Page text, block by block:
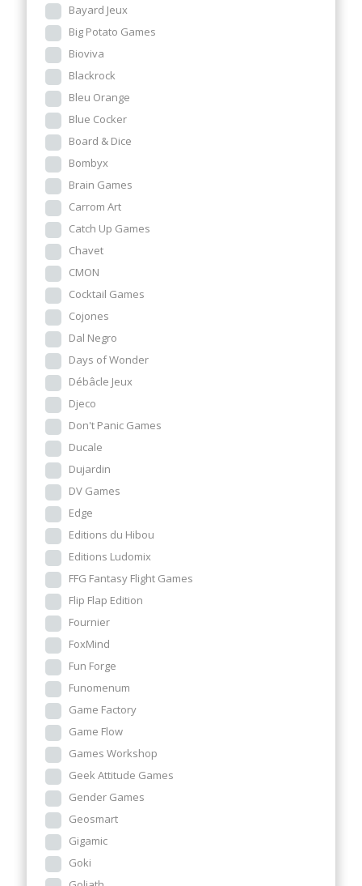
Bayard Jeux
Big Potato Games
Bioviva
Blackrock
Bleu Orange
Blue Cocker
Board & Dice
Bombyx
Brain Games
Carrom Art
Catch Up Games
Chavet
CMON
Cocktail Games
Cojones
Dal Negro
Days of Wonder
Débâcle Jeux
Djeco
Don't Panic Games
Ducale
Dujardin
DV Games
Edge
Editions du Hibou
Editions Ludomix
FFG Fantasy Flight Games
Flip Flap Edition
Fournier
FoxMind
Fun Forge
Funomenum
Game Factory
Game Flow
Games Workshop
Geek Attitude Games
Gender Games
Geosmart
Gigamic
Goki